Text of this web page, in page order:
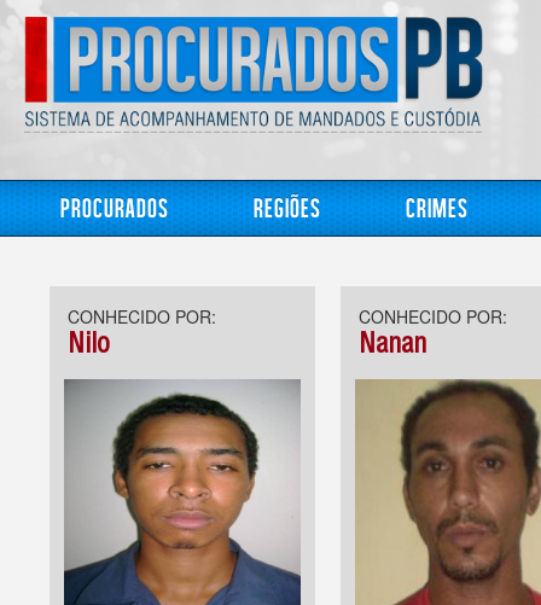
Procurados Regiões Crimes
CONHECIDO POR:
Nilo
CONHECIDO POR:
Nanan